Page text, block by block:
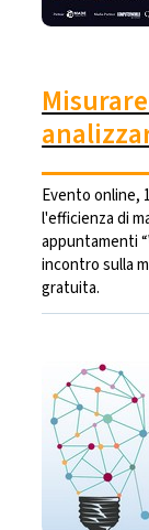
Evento online,
l'efficienza di
appuntamenti
incontro sulla
gratuita.